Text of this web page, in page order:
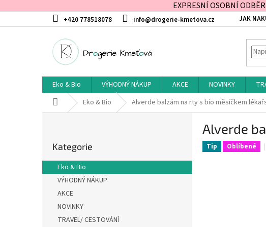
EXPRESNÍ OSOBNÍ
na
+420 778518078 info@drogerie-kmetova.cz JAK
Eko & Bio VÝHODNÝ NÁKUP AKCE NOVINKY
Domů Eko & Bio Alverde balzám na rty s bio měsíčkem
r
a
kategorie
Kategorie
Eko & Bio
VÝHODNÝ NÁKUP
AKCE
NOVINKY
TRAVEL/ CESTOVÁNÍ
Alverde
Tip Oblíbené